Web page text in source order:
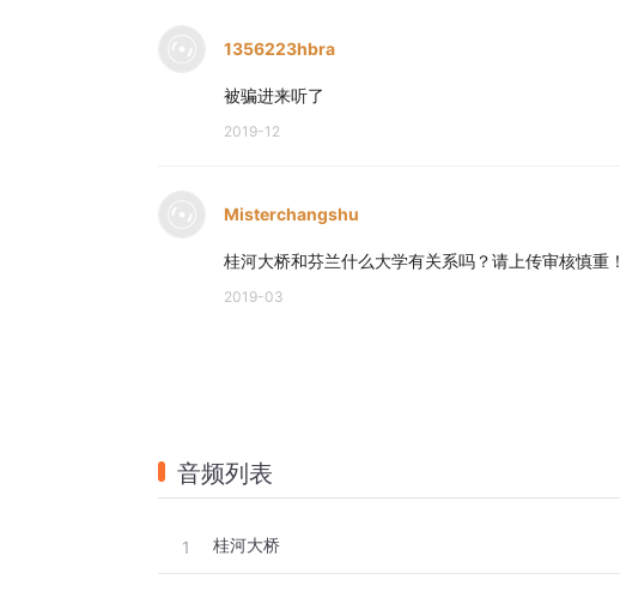
1356223hbra
被骗进来听了
2019-12
Misterchangshu
桂河大桥和芬兰什么大学有关系吗？请上传审核慎重！
2019-03
音频列表
1 桂河大桥